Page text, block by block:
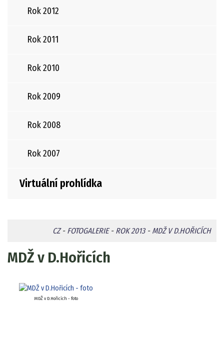
Rok 2012
Rok 2011
Rok 2010
Rok 2009
Rok 2008
Rok 2007
Virtuální prohlídka
CZ- FOTOGALERIE- ROK 2013- MDŽ V D.HOŘICÍCH
MDŽ v D.Hořicích
MDŽ v D.Hořicích - foto